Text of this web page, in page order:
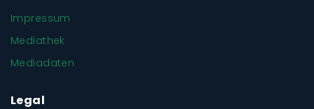
Impressum
Mediathek
Mediadaten
Legal